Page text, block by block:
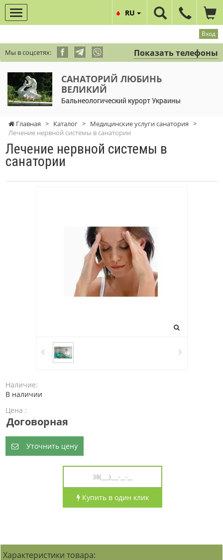
Вход
Мы в соцсетях: Показать телефоны
САНАТОРИЙ ЛЮБИНЬ
ВЕЛИКИЙ
Бальнеологический курорт Украины
RU
Главная > Каталог > Медицинские услуги санатория >
Лечение нервной системы в санатории
Лечение нервной системы в
санатории
Наличие:
В наличии
Цена :
Договорная
Уточнить цену
Купить в один клик
Характеристики товара: